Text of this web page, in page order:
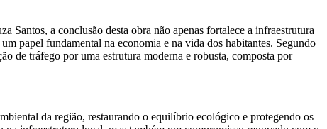
a conclusão desta obra não apenas fortalece a infraestrutura
papel fundamental na economia e na vida dos habitantes. Segundo
de tráfego por uma estrutura moderna e robusta, composta por
da região, restaurando o equilíbrio ecológico e protegendo os